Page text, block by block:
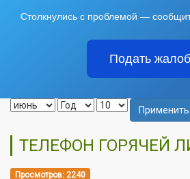
Столкнулись с проблемой —
Подать
Применить
ТЕЛЕФОН ГОРЯЧЕЙ
Просмотров: 2240